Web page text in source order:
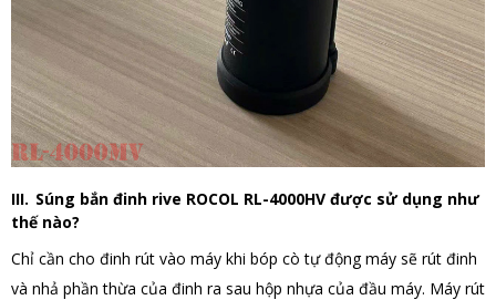
III. Súng bắn đinh rive ROCOL RL-4000HV được sử dụng như
thế nào?
Chỉ cần cho đinh rút vào máy khi bóp cò tự động máy sẽ rút đinh
và nhả phần thừa của đinh ra sau hộp nhựa của đầu máy. Máy rút